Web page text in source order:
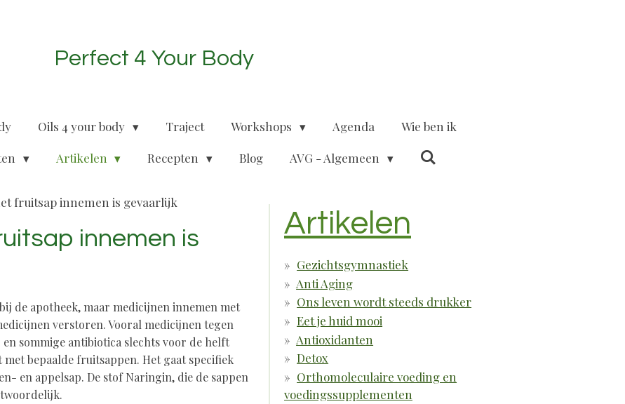
Perfect 4 Your Body
Oils 4 your body Traject Workshops Agenda Wie ben ik
Artikelen Recepten Blog AVG - Algemeen
fruitsap innemen is gevaarlijk
innemen is
de apotheek, maar medicijnen innemen met
verstoren. Vooral medicijnen tegen
sommige antibiotica slechts voor de helft
bepaalde fruitsappen. Het gaat specifiek
en appelsap. De stof Naringin, die de sappen
Artikelen
Gezichtsgymnastiek
Anti Aging
Ons leven wordt steeds drukker
Eet je huid mooi
Antioxidanten
Detox
Orthomoleculaire voeding en
voedingssupplementen